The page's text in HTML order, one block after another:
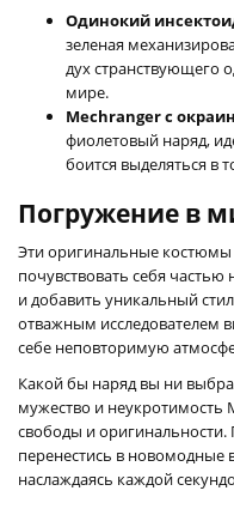
Одинокий
зеленая
дух странствующего
мире.
Mechranger с
фиолетовый наряд,
боится выделяться в
Погружение в
Эти оригинальные
почувствовать себя
и добавить уникальный
отважным исследователем
себе неповторимую
Какой бы наряд вы ни
мужество и неукротимость
свободы и
перенестись в новомодные
наслаждаясь каждой